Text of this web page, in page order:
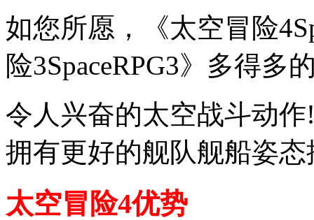
如您所愿，《太空冒险
险3SpaceRPG3》多得多
令人兴奋的太空战斗动
拥有更好的舰队舰船姿态
太空冒险4优势